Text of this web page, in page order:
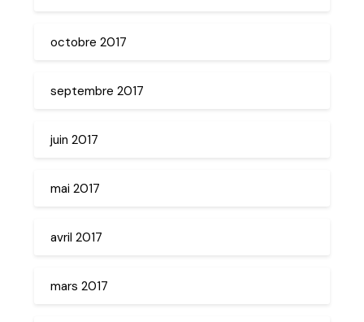
octobre 2017
septembre 2017
juin 2017
mai 2017
avril 2017
mars 2017